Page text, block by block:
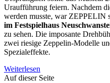
Uraufführung feiern. Nachdem
werden musste, war ZEPPELIN
im Festspielhaus
zu sehen. Die imposante
zwei riesige Zeppelin-Modelle
Spezialeffekte.
Weiterlesen
Auf dieser Seite